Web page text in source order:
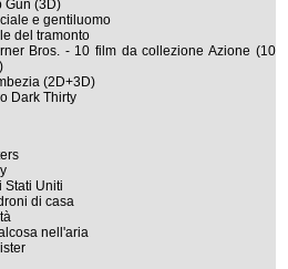
Gun (3D)
e gentiluomo
del tramonto
Bros. - 10 film da collezione Azione (10
(2D+3D)
Dark Thirty
Stati Uniti
di casa
nell'aria